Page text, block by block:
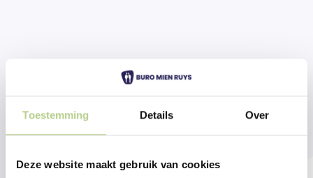
Toestemming Details Over
Deze website maakt gebruik van cookies